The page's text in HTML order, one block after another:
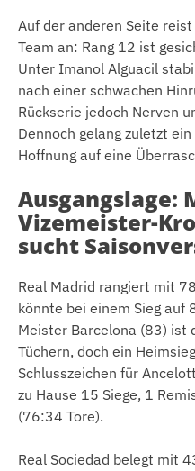
Auf der anderen Seite
Team an: Rang 12 ist
Unter Imanol Alguacil
nach einer schwachen
Rückserie jedoch Nerven
Dennoch gelang zuletzt
Hoffnung auf eine
Ausgangslage:
Vizemeister-
sucht
Real Madrid rangiert mit
könnte bei einem Sieg auf
Meister Barcelona (83) ist
Tüchern, doch ein
Schlusszeichen für
zu Hause 15 Siege, 1
(76:34 Tore).
Real Sociedad belegt mit